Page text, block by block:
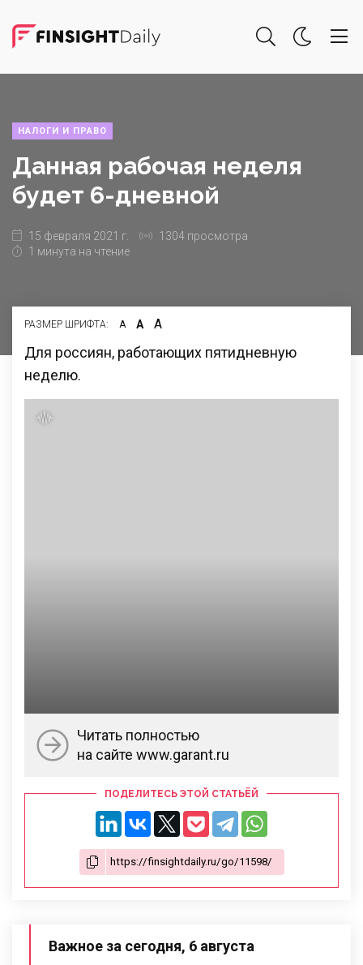
НАЛОГИ И ПРАВО
Данная рабочая неделя
будет 6-дневной
15 февраля 2021 г.
1304 просмотра
1 минута на чтение
РАЗМЕР ШРИФТА: А А А
Для россиян, работающих пятидневную
неделю.
Читать полностью
на сайте www.garant.ru
ПОДЕЛИТЕСЬ ЭТОЙ СТАТЬЁЙ
Важное за сегодня, 6 августа